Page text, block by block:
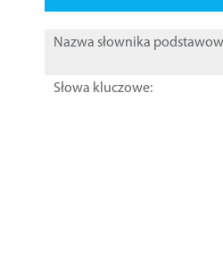
Nazwa słownika
Słowa kluczowe: